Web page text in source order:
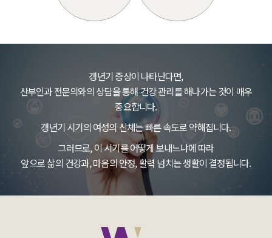
갱년기 증상이 나타난다면,
산부인과 전문의와의 상담을 통해 건강 관리를 해나가는 것이 매우
중요합니다.
갱년기 시기의 여성의 신체는 빠른 속도로 약해집니다.
그러므로, 이 시기를 어떻게 보내느냐에 따라
앞으로 삶의 건강과, 마음의 안정, 활력 넘치는 생활이 결정됩니다.